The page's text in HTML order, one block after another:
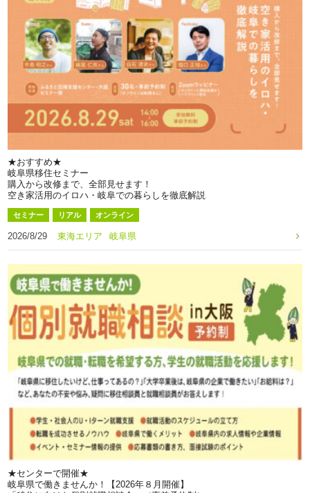
★おすすめ★
岐阜県移住セミナー
購入から改修まで、全部見せます！
空き家活用のイロハ・岐阜での暮らしを徹底解説
セミナー リアル オンライン
2026/8/29 東海エリア 岐阜県
★センターで開催★
岐阜県で働きませんか！【2026年８月開催】